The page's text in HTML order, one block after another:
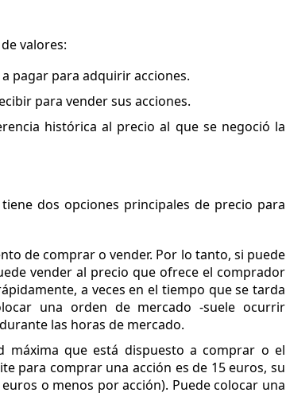
valores:
pagar para adquirir acciones.
para vender sus acciones.
histórica al precio al que se negoció la
dos opciones principales de precio para
de comprar o vender. Por lo tanto, si puede
vender al precio que ofrece el comprador
a veces en el tiempo que se tarda
una orden de mercado -suele ocurrir
las horas de mercado.
máxima que está dispuesto a comprar o el
para comprar una acción es de 15 euros, su
o menos por acción). Puede colocar una